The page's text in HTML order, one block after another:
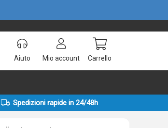
Aiuto Mio account Carrello
Spedizioni rapide in 24/48h